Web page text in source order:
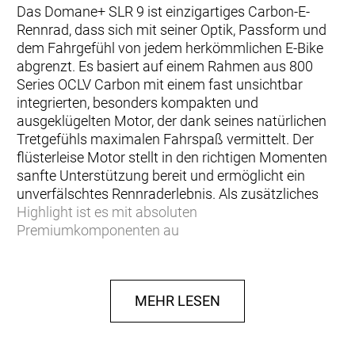
Das Domane+ SLR 9 ist einzigartiges Carbon-E-
Rennrad, dass sich mit seiner Optik, Passform und
dem Fahrgefühl von jedem herkömmlichen E-Bike
abgrenzt. Es basiert auf einem Rahmen aus 800
Series OCLV Carbon mit einem fast unsichtbar
integrierten, besonders kompakten und
ausgeklügelten Motor, der dank seines natürlichen
Tretgefühls maximalen Fahrspaß vermittelt. Der
flüsterleise Motor stellt in den richtigen Momenten
sanfte Unterstützung bereit und ermöglicht ein
unverfälschtes Rennraderlebnis. Als zusätzliches
Highlight ist es mit absoluten
Premiumkomponenten au
leichtesten E-Rennrad mit Carbonrahmen bist. Du
möchtest einen Motor, der besonders kompakt und
superleise ist sowie ausreichend Unterstützung
MEHR LESEN